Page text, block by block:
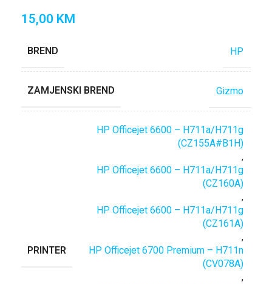
15,00 KM
BREND HP
ZAMJENSKI BREND Gizmo
PRINTER
HP Officejet 6600 – H711a/H711g
(CZ155A#B1H)
,
HP Officejet 6600 – H711a/H711g
(CZ160A)
,
HP Officejet 6600 – H711a/H711g
(CZ161A)
,
HP Officejet 6700 Premium – H711n
(CV078A)
,